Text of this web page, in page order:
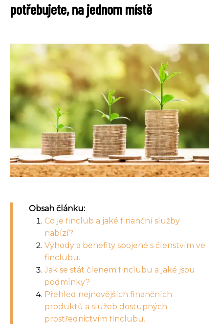
potřebujete, na jednom místě
Obsah článku:
Co je finclub a jaké finanční služby
nabízí?
Výhody a benefity spojené s členstvím ve
finclubu.
Jak se stát členem finclubu a jaké jsou
podmínky?
Přehled nejnovějších finančních
produktů a služeb dostupných
prostřednictvím finclubu.